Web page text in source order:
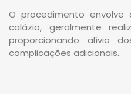
O procedimento
calázio, geralmente
proporcionando alívio
complicações adicionais.